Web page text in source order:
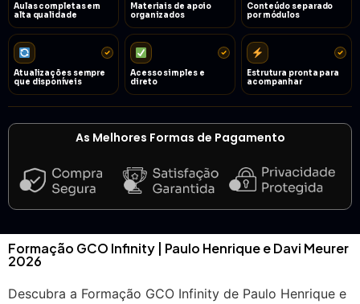
Aulas completas em
alta qualidade
Materiais de apoio
organizados
Conteúdo separado
por módulos
Atualizações sempre
que disponíveis
Acesso simples e
direto
Estrutura pronta para
acompanhar
As Melhores Formas de Pagamento
Formação GCO Infinity | Paulo Henrique e Davi Meurer
2026
Descubra a Formação GCO Infinity de Paulo Henrique e